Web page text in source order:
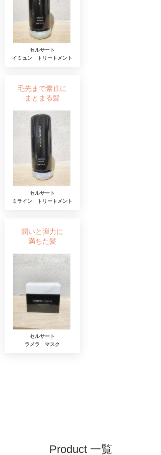
セルサート
​イミュン トリートメント
毛先まで素直に
​まとまる髪
セルサート
​ミライン トリートメント
潤いと弾力に
​満ちた髪
セルサート
​ラメラ マスク
Product 一覧